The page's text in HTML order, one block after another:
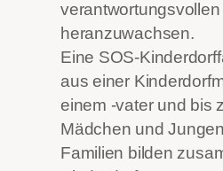
heranzuwachsen.
Eine SOS-
auseiner
einem -vater und bis
Mädchen und
Familien bilden